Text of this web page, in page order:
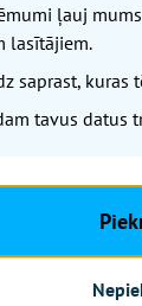
ir
Leta
ļauj
lasītājiem.
saprast, kuras
tavus datus